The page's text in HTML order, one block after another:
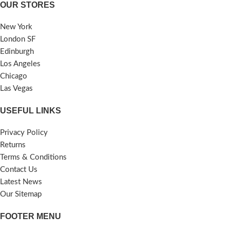
OUR STORES
New York
London SF
Edinburgh
Los Angeles
Chicago
Las Vegas
USEFUL LINKS
Privacy Policy
Returns
Terms & Conditions
Contact Us
Latest News
Our Sitemap
FOOTER MENU